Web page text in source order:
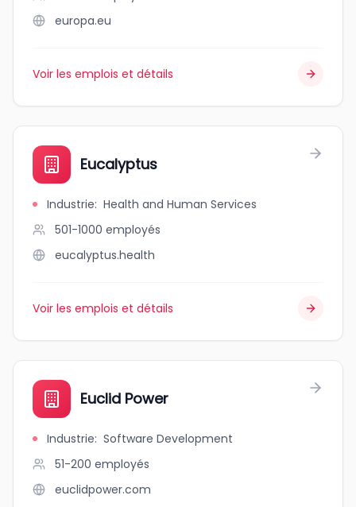
europa.eu
Voir les emplois et détails
Eucalyptus
Industrie: Health and Human Services
501-1000 employés
eucalyptus.health
Voir les emplois et détails
Euclid Power
Industrie: Software Development
51-200 employés
euclidpower.com